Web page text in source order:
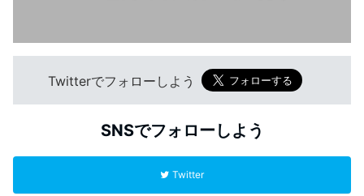
Twitterでフォローしよう
SNSでフォローしよう
Twitter